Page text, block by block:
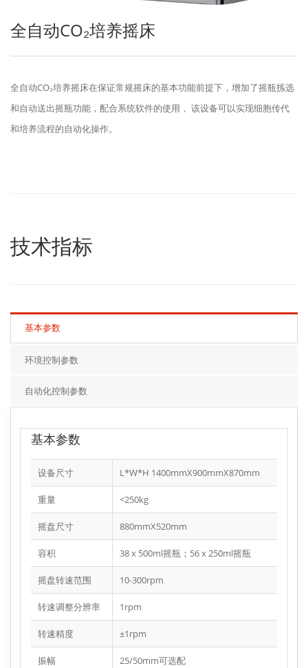
全自动CO₂培养摇床
全自动CO₂培养摇床在保证常规摇床的基本功能前提下，增加了摇瓶拣选
和自动送出摇瓶功能，配合系统软件的使用， 该设备可以实现细胞传代
和培养流程的自动化操作。
技术指标
基本参数
环境控制参数
自动化控制参数
基本参数
设备尺寸 L*W*H 1400mmX900mmX870mm
重量 <250kg
摇盘尺寸 880mmX520mm
容积 38 x 500ml摇瓶；56 x 250ml摇瓶
摇盘转速范围 10-300rpm
转速调整分辨率 1rpm
转速精度 ±1rpm
振幅 25/50mm可选配